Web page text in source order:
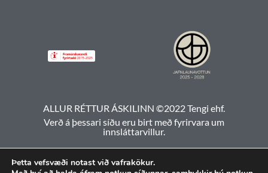
ALLUR RÉTTUR ÁSKILINN ©2022 Tengi ehf.
Verð á þessari síðu eru birt með fyrirvara um
innsláttarvillur.
Þetta vefsvæði notast við vafrakökur.